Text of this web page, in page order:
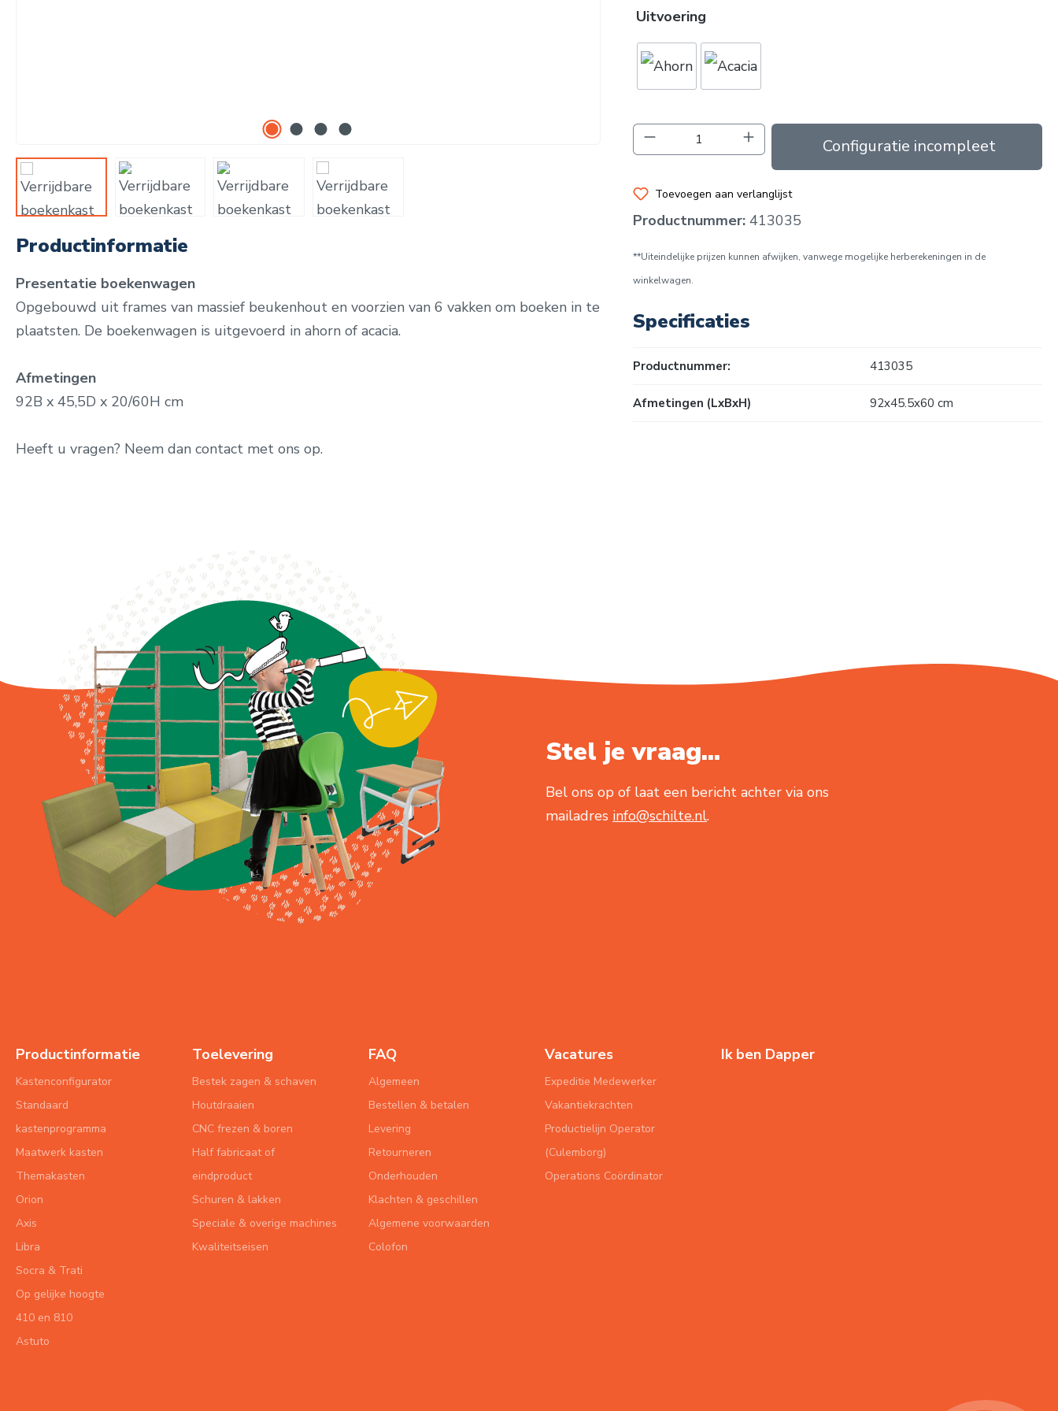
Productinformatie
Presentatie boekenwagen
Opgebouwd uit frames van massief beukenhout en voorzien van 6 vakken om boeken in te
plaatsten. De boekenwagen is uitgevoerd in ahorn of acacia.
Afmetingen
92B x 45,5D x 20/60H cm
Heeft u vragen? Neem dan contact met ons op.
Uitvoering
Producthoeveelheid: Voer de gewenste
In de winkelmand
Toevoegen aan verlanglijst
Productnummer: 413035
**Uiteindelijke prijzen kunnen afwijken, vanwege mogelijke herberekeningen in de
winkelwagen.
Specificaties
Productnummer: 413035
Afmetingen (LxBxH) 92x45.5x60 cm
Stel je vraag...
Bel ons op of laat een bericht achter via ons
mailadres info@schilte.nl.
Productinformatie
Kastenconfigurator
Standaard
kastenprogramma
Maatwerk kasten
Themakasten
Orion
Axis
Libra
Socra & Trati
Op gelijke hoogte
410 en 810
Astuto
Toelevering
Bestek zagen & schaven
Houtdraaien
CNC frezen & boren
Half fabricaat of
eindproduct
Schuren & lakken
Speciale & overige machines
Kwaliteitseisen
FAQ
Algemeen
Bestellen & betalen
Levering
Retourneren
Onderhouden
Klachten & geschillen
Algemene voorwaarden
Colofon
Vacatures
Expeditie Medewerker
Vakantiekrachten
Productielijn Operator
(Culemborg)
Operations Coördinator
Ik ben Dapper